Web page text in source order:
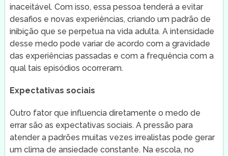
inaceitável. Com isso, essa pessoa tenderá a evitar
desafios e novas experiências, criando um padrão de
inibição que se perpetua na vida adulta. A intensidade
desse medo pode variar de acordo com a gravidade
das experiências passadas e com a frequência com a
qual tais episódios ocorreram.
Expectativas sociais
Outro fator que influencia diretamente o medo de
errar são as expectativas sociais. A pressão para
atender a padrões muitas vezes irrealistas pode gerar
um clima de ansiedade constante. Na escola, no